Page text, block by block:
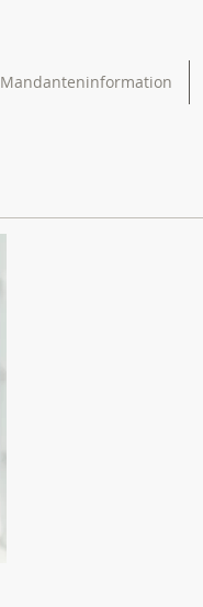
Mandanteninformation